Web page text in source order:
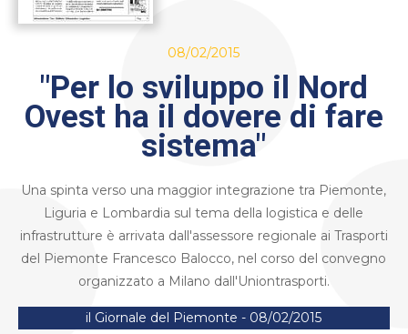
08/02/2015
"Per lo sviluppo il Nord
Ovest ha il dovere di fare
sistema"
Una spinta verso una maggior integrazione tra Piemonte,
Liguria e Lombardia sul tema della logistica e delle
infrastrutture è arrivata dall'assessore regionale ai Trasporti
del Piemonte Francesco Balocco, nel corso del convegno
organizzato a Milano dall'Uniontrasporti.
il Giornale del Piemonte - 08/02/2015